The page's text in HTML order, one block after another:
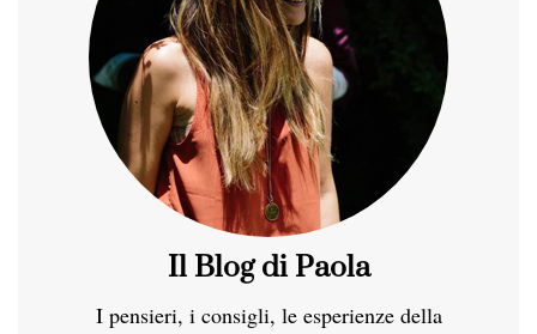
Il Blog di Paola
I pensieri, i consigli, le esperienze della